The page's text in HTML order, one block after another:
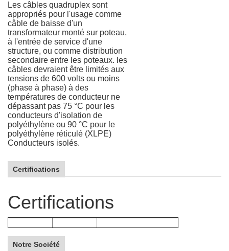
Les câbles quadruplex sont
appropriés pour l'usage comme
câble de baisse d'un
transformateur monté sur poteau,
à l'entrée de service d'une
structure, ou comme distribution
secondaire entre les poteaux. les
câbles devraient être limités aux
tensions de 600 volts ou moins
(phase à phase) à des
températures de conducteur ne
dépassant pas 75 °C pour les
conducteurs d'isolation de
polyéthylène ou 90 °C pour le
polyéthylène réticulé (XLPE)
Conducteurs isolés.
Certifications
Certifications
Notre Société